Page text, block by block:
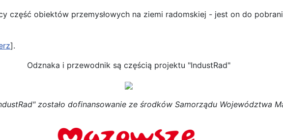
część obiektów przemysłowych na ziemi radomskiej - jest on do
].
Odznaka i przewodnik są częścią projektu "IndustRad"
zostało dofinansowanie ze środków Samorządu Województwa